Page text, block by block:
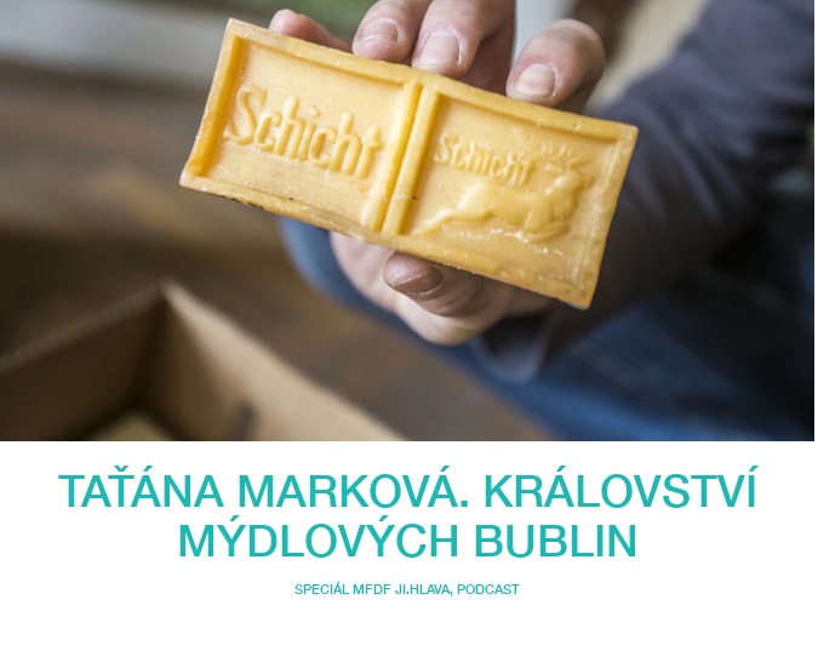
TAŤÁNA MARKOVÁ. KRÁLOVSTVÍ
MÝDLOVÝCH BUBLIN
SPECIÁL MFDF JI.HLAVA, PODCAST